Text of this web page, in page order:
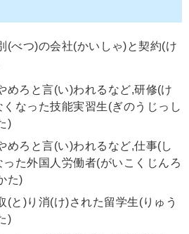
(べつ)の会社(かいしゃ)と契約(け
めろと言(い)われるなど,研修(け
くなった技能実習生(ぎのうじっし
)
めろと言(い)われるなど,仕事(し
った外国人労働者(がいこくじんろ
た)
(と)り消(け)された留学生(りゅう
)